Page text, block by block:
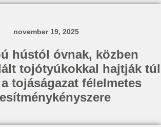
november 19, 2025
hústól óvnak, közben
tojótyúkokkal hajtják túl
tojáságazat félelmetes